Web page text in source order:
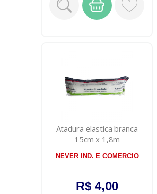
Atadura elastica branca
15cm x 1,8m
NEVER IND. E COMERCIO
R$ 4,00